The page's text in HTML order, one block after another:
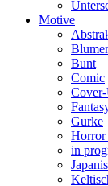
Motive
Bunt
Comic
Gurke
Horror
in